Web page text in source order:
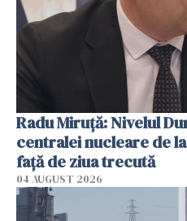
Radu Miruţă: Nivelul
centralei nucleare de
faţă de ziua trecută
04 AUGUST 2026